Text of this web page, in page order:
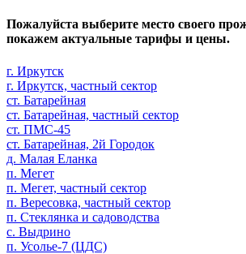
Пожалуйста выберите место своего
покажем актуальные тарифы и цены.
г. Иркутск
г. Иркутск, частный сектор
ст. Батарейная
ст. Батарейная, частный сектор
ст. ПМС-45
ст. Батарейная, 2й Городок
д. Малая Еланка
п. Мегет
п. Мегет, частный сектор
п. Вересовка, частный сектор
п. Стеклянка и садоводства
с. Выдрино
п. Усолье-7 (ЦДС)